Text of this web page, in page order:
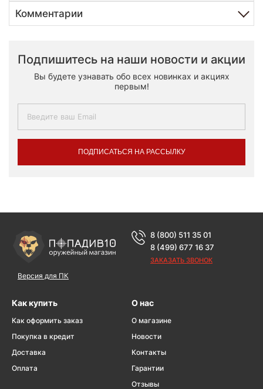
Комментарии
Подпишитесь на наши новости и акции
Вы будете узнавать обо всех новинках и акциях
первым!
ПОДПИСАТЬСЯ НА РАССЫЛКУ
Версия для ПК
8 (800) 511 35 01
8 (499) 677 16 37
ЗАКАЗАТЬ ЗВОНОК
Как купить
Как оформить заказ
Покупка в кредит
Доставка
Оплата
О нас
О магазине
Новости
Контакты
Гарантии
Отзывы